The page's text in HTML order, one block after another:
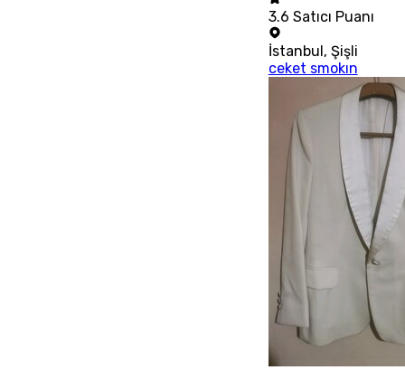
3.6 Satıcı Puanı
İstanbul, Şişli
ceket smokın